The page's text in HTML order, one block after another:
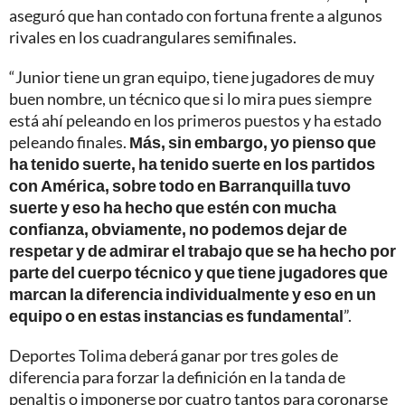
aseguró que han contado con fortuna frente a algunos
rivales en los cuadrangulares semifinales.
“Junior tiene un gran equipo, tiene jugadores de muy
buen nombre, un técnico que si lo mira pues siempre
está ahí peleando en los primeros puestos y ha estado
peleando finales. Más, sin embargo, yo pienso que
ha tenido suerte, ha tenido suerte en los partidos
con América, sobre todo en Barranquilla tuvo
suerte y eso ha hecho que estén con mucha
confianza, obviamente, no podemos dejar de
respetar y de admirar el trabajo que se ha hecho por
parte del cuerpo técnico y que tiene jugadores que
marcan la diferencia individualmente y eso en un
equipo o en estas instancias es fundamental”.
Deportes Tolima deberá ganar por tres goles de
diferencia para forzar la definición en la tanda de
penaltis o imponerse por cuatro tantos para coronarse